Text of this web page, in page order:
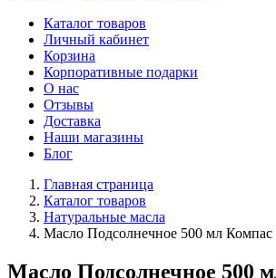
Каталог товаров
Личный кабинет
Корзина
Корпоративные подарки
О нас
Отзывы
Доставка
Наши магазины
Блог
Главная страница
Каталог товаров
Натуральные масла
Масло Подсолнечное 500 мл Компас
Масло Подсолнечное 500